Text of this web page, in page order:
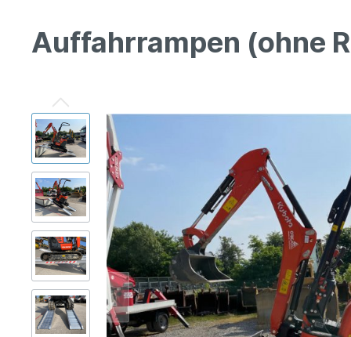
Rollstuhlrampen
Grubenabdeckungen
Absperrtechnik
Gerüsttechnik
Leitern
Lagertechnik
Hubgeräte
Lkw-Enteisung
Auffahrrampen (ohne